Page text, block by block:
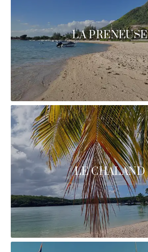
LA PRENEUSE
LE CHALAND